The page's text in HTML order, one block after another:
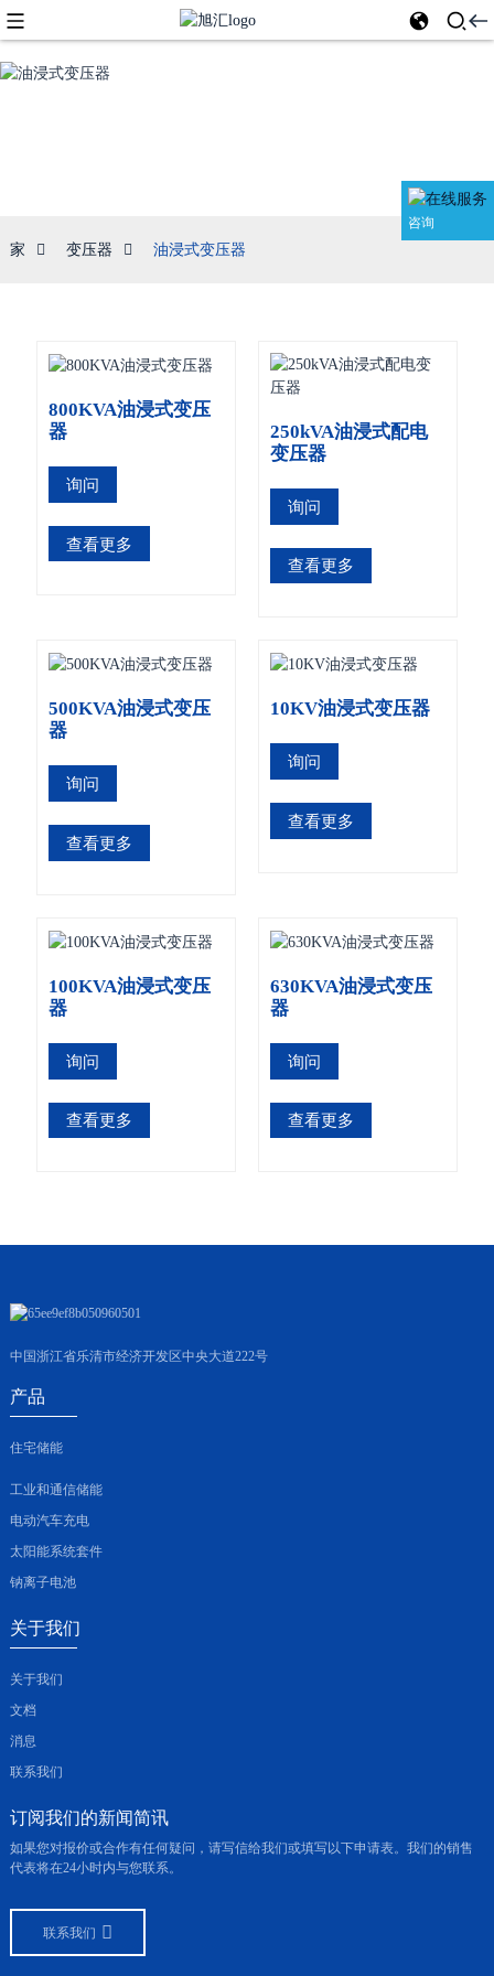
咨询
家 变压器 油浸式变压器
800KVA油浸式变压
器
询问
查看更多
250kVA油浸式配电
变压器
询问
查看更多
500KVA油浸式变压
器
询问
查看更多
10KV油浸式变压器
询问
查看更多
100KVA油浸式变压
器
询问
查看更多
630KVA油浸式变压
器
询问
查看更多
中国浙江省乐清市经济开发区中央大道222号
产品
住宅储能
工业和通信储能
电动汽车充电
太阳能系统套件
钠离子电池
关于我们
关于我们
文档
消息
联系我们
订阅我们的新闻简讯
如果您对报价或合作有任何疑问，请写信给我们或填写以下申请表。我们的销售
代表将在24小时内与您联系。
联系我们